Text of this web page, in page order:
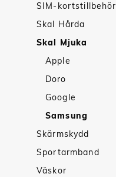
SIM-kortstillbehör
Skal Hårda
Skal Mjuka
Apple
Doro
Google
Samsung
Skärmskydd
Sportarmband
Väskor